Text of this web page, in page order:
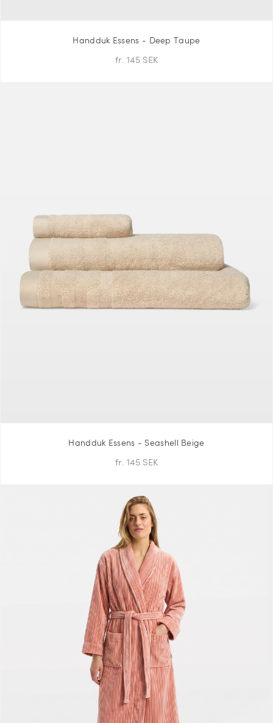
Handduk Essens - Deep Taupe
fr. 145 SEK
Handduk Essens - Seashell Beige
fr. 145 SEK